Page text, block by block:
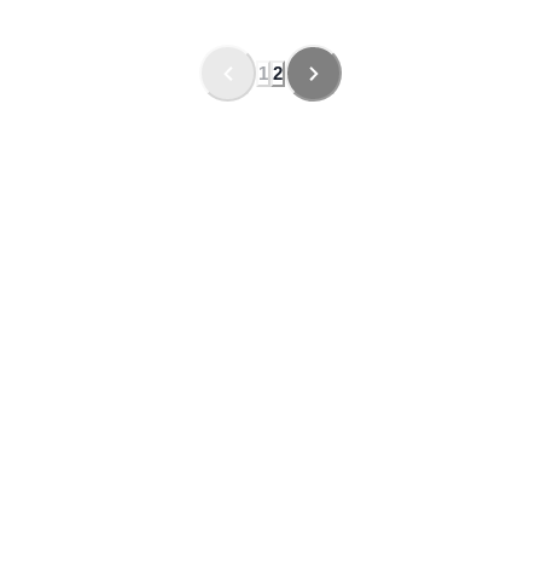
年末年始休暇
完全週休二日制 土日休み
1 2